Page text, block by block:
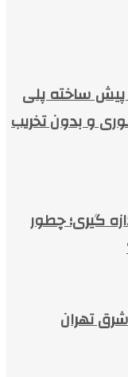
پیش ساخته پلی
و بدون تخریب
گیری؛ چطور
تهران